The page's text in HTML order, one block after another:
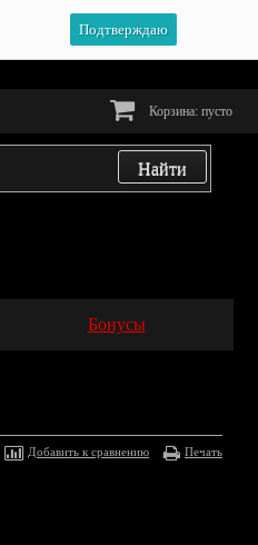
Подтверждаю
Корзина: пусто
Бонусы
Добавить к сравнению Печать